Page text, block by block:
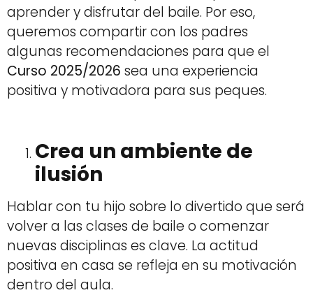
aprender y disfrutar del baile. Por eso,
queremos compartir con los padres
algunas recomendaciones para que el
Curso 2025/2026 sea una experiencia
positiva y motivadora para sus peques.
Crea un ambiente de
ilusión
Hablar con tu hijo sobre lo divertido que será
volver a las clases de baile o comenzar
nuevas disciplinas es clave. La actitud
positiva en casa se refleja en su motivación
dentro del aula.